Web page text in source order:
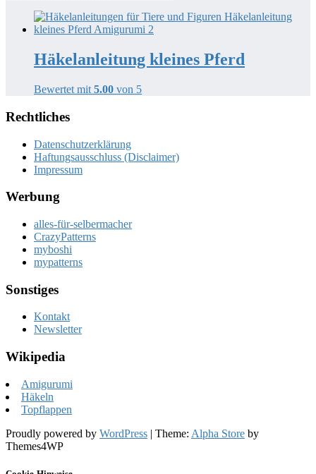
Häkelanleitung kleines Pferd
Bewertet mit 5.00 von 5
Rechtliches
Datenschutzerklärung
Haftungsausschluss (Disclaimer)
Impressum
Werbung
alles-für-selbermacher
CrazyPatterns
myboshi
mypatterns
Sonstiges
Kontakt
Newsletter
Wikipedia
Amigurumi
Häkeln
Topflappen
Proudly powered by WordPress | Theme: Alpha Store by
Themes4WP